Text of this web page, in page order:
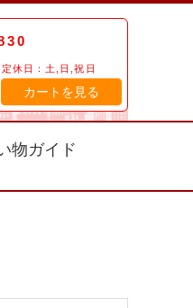
休日：土,日,祝日
カートを見る
物ガイド